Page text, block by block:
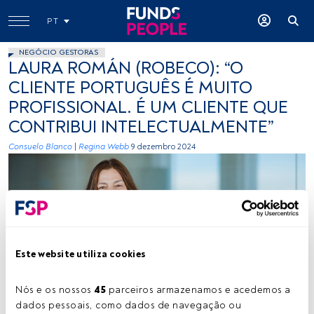
Este website utiliza cookies
Nós e os nossos 45 parceiros armazenamos e acedemos a
dados pessoais, como dados de navegação ou
PT
NEGÓCIO GESTORAS
LAURA ROMÁN (ROBECO): “O
CLIENTE PORTUGUÊS É MUITO
PROFISSIONAL. É UM CLIENTE QUE
CONTRIBUI INTELECTUALMENTE”
Consuelo Blanco Regina Webb 9 dezembro 2024